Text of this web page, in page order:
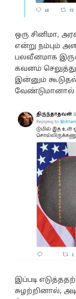
ஒரு சினிமா,
என்று நம்பும்
பலவீனமாக
கவனம்
இன்னும்
வேண்டுமானால்
இப்படி
சுழற்றினால்,